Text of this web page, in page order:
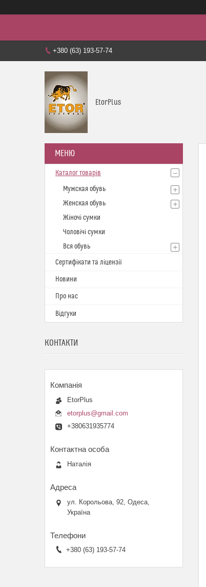
+380 (63) 193-57-74
EtorPlus
Каталог товарів
Мужская обувь
Женская обувь
Жіночі сумки
Чоловічі сумки
Вся обувь
Сертифікати та ліцензії
Новини
Про нас
Відгуки
КОНТАКТИ
EtorPlus
etorplus@gmail.com
+380631935774
Наталія
ул. Корольова, 92, Одеса,
Україна
+380 (63) 193-57-74